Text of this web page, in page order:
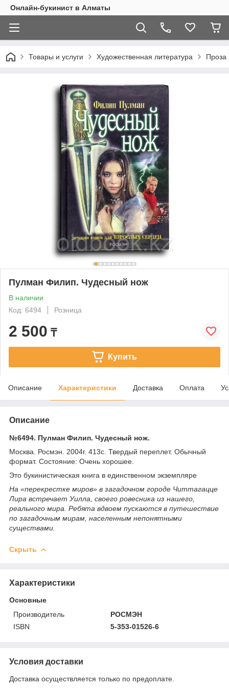
Онлайн-букинист в Алматы
Товары и услуги Художественная литература Проза
Пулман Филип. Чудесный нож
В наличии
Код: 6494
Розница
2 500 ₸
Купить
Описание Характеристики Доставка Оплата
Описание
№6494. Пулман Филип. Чудесный нож.
Москва. Росмэн. 2004г. 413с. Твердый переплет. Обычный
формат. Состояние: Очень хорошее.
Это букинистическая книга в единственном экземпляре
На «перекрестке миров» в загадочном городе Читтагацце
Лира встречает Уилла, своего ровесника из нашего,
реального мира. Ребята вдвоем пускаются в путешествие
по загадочным мирам, населенным непонятными
существами.
Скрыть
Характеристики
Основные
Производитель
РОСМЭН
ISBN
5-353-01526-6
Условия доставки
Доставка осуществляется только по предоплате.